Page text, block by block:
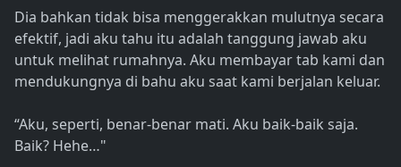
Dia bahkan tidak bisa menggerakkan mulutnya secara
efektif, jadi aku tahu itu adalah tanggung jawab aku
untuk melihat rumahnya. Aku membayar tab kami dan
mendukungnya di bahu aku saat kami berjalan keluar.
“Aku, seperti, benar-benar mati. Aku baik-baik saja.
Baik? Hehe…"